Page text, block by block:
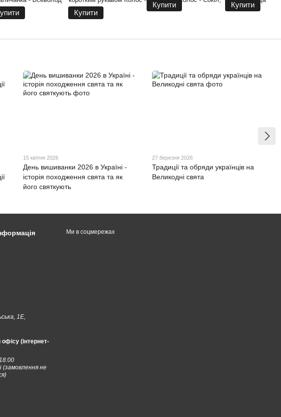
Купити
Купити Купити
15 квітня 2026
День вишиванки 2026 в Україні -
історія походження свята та як
його святкують
27 березня 2026
Традиції та обряди українців на
Великодні свята
1Е,
(інтернет-
(замовлення не
Ми в соцмережах